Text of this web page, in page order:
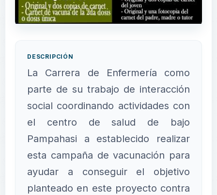
DESCRIPCIÓN
La Carrera de Enfermería como
parte de su trabajo de interacción
social coordinando actividades con
el centro de salud de bajo
Pampahasi a establecido realizar
esta campaña de vacunación para
ayudar a conseguir el objetivo
planteado en este proyecto contra